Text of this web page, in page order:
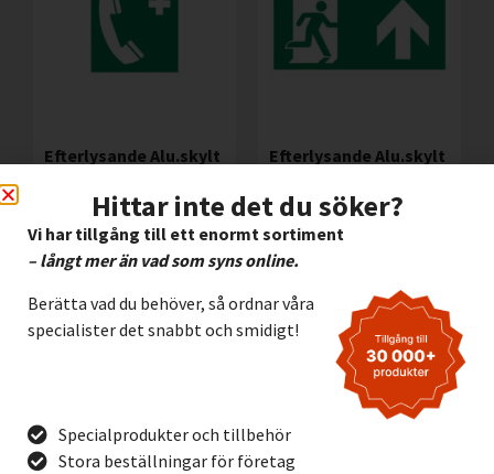
Efterlysande Alu.skylt
kr Exkl. moms
Lägg I Kundvagn
Offertförfrågan
Efterlysande Alu.skylt
Framåt 300x150mm
205,00 kr Exkl. moms
Offertförfrågan
Hittar inte det du söker?
Vi har tillgång till ett enormt sortiment
– långt mer än vad som syns online.
Berätta vad du behöver, så ordnar våra
specialister det snabbt och smidigt!
Specialprodukter och tillbehör
Stora beställningar för företag